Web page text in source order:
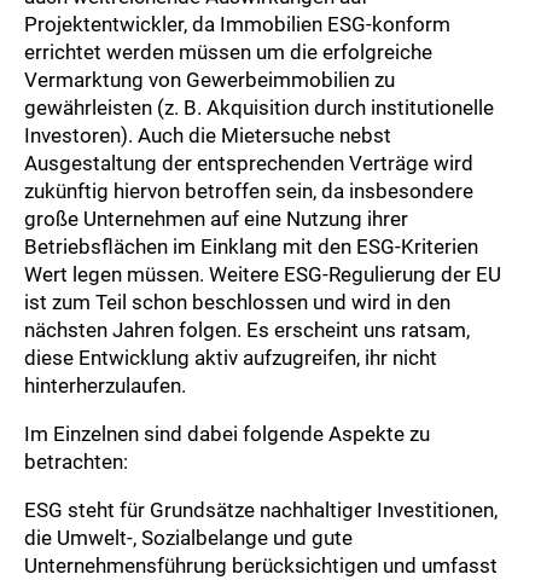
Projektentwickler, da Immobilien ESG-konform
errichtet werden müssen um die erfolgreiche
Vermarktung von Gewerbeimmobilien zu
gewährleisten (z. B. Akquisition durch institutionelle
Investoren). Auch die Mietersuche nebst
Ausgestaltung der entsprechenden Verträge wird
zukünftig hiervon betroffen sein, da insbesondere
große Unternehmen auf eine Nutzung ihrer
Betriebsflächen im Einklang mit den ESG-Kriterien
Wert legen müssen. Weitere ESG-Regulierung der EU
ist zum Teil schon beschlossen und wird in den
nächsten Jahren folgen. Es erscheint uns ratsam,
diese Entwicklung aktiv aufzugreifen, ihr nicht
hinterherzulaufen.
Im Einzelnen sind dabei folgende Aspekte zu
betrachten:
ESG steht für Grundsätze nachhaltiger Investitionen,
die Umwelt-, Sozialbelange und gute
Unternehmensführung berücksichtigen und umfasst